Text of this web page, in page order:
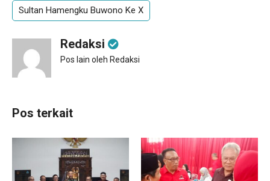
Sultan Hamengku Buwono Ke X
Redaksi
Pos lain oleh Redaksi
Pos terkait